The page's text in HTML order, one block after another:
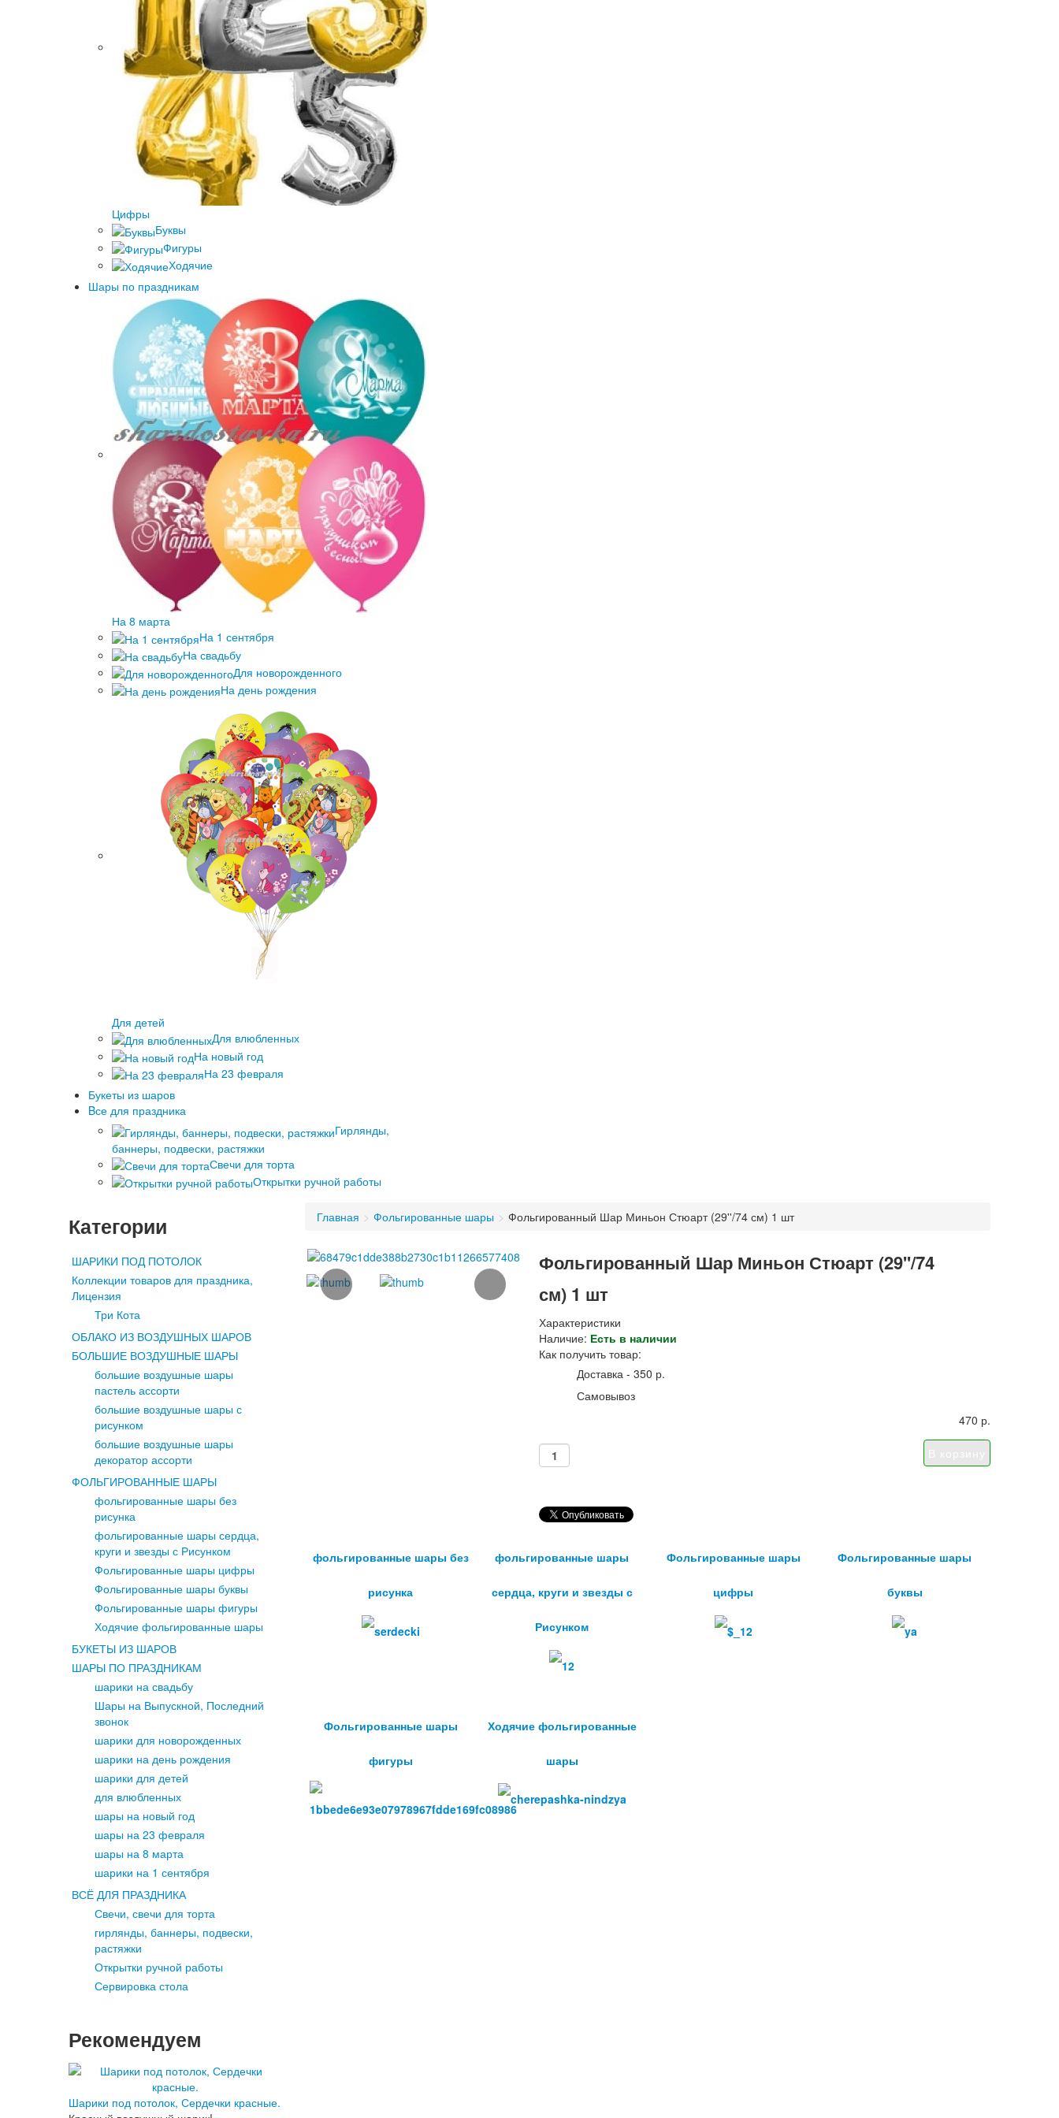
Цифры
Буквы
Фигуры
Ходячие
Шары по праздникам
На 8 марта
На 1 сентября
На свадьбу
Для новорожденного
На день рождения
Для детей
Для влюбленных
На новый год
На 23 февраля
Букеты из шаров
Bсе для праздника
Гирлянды,
баннеры, подвески, растяжки
Свечи для торта
Открытки ручной работы
Категории
ШАРИКИ ПОД ПОТОЛОК
Коллекции товаров для праздника,
Лицензия
Три Кота
ОБЛАКО ИЗ ВОЗДУШНЫХ ШАРОВ
БОЛЬШИЕ ВОЗДУШНЫЕ ШАРЫ
большие воздушные шары
пастель ассорти
большие воздушные шары с
рисунком
большие воздушные шары
декоратор ассорти
ФОЛЬГИРОВАННЫЕ ШАРЫ
фольгированные шары без
рисунка
фольгированные шары сердца,
круги и звезды с Рисунком
Фольгированные шары цифры
Фольгированные шары буквы
Фольгированные шары фигуры
Ходячие фольгированные шары
БУКЕТЫ ИЗ ШАРОВ
ШАРЫ ПО ПРАЗДНИКАМ
шарики на свадьбу
Шары на Выпускной, Последний
звонок
шарики для новорожденных
шарики на день рождения
шарики для детей
для влюбленных
шары на новый год
шары на 23 февраля
шары на 8 марта
шарики на 1 сентября
ВСЁ ДЛЯ ПРАЗДНИКА
Свечи, свечи для торта
гирлянды, баннеры, подвески,
растяжки
Открытки ручной работы
Сервировка стола
Рекомендуем
Шарики под потолок, Сердечки красные.
Главная > Фольгированные шары > Фольгированный Шар Миньон Стюарт (29''/74 см) 1 шт
Фольгированный Шар Миньон Стюарт (29''/74
см) 1 шт
Характеристики
Наличие: Есть в наличии
Как получить товар:
Доставка - 350 р.
Самовывоз
470 р.
фольгированные шары без
рисунка
фольгированные шары
сердца, круги и звезды с
Рисунком
Фольгированные шары
цифры
Фольгированные шары
буквы
Фольгированные шары
фигуры
Ходячие фольгированные
шары